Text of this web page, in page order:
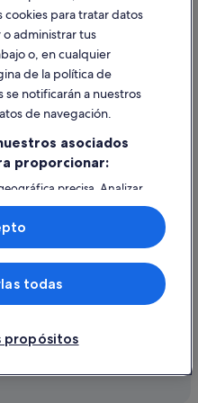
alquiler vacacional
Expedia Group. Todos los
de Expedia son marcas
de Expedia, Inc.
cookies para tratar datos
administrar tus
o, en cualquier
de la política de
se notificarán a nuestros
de navegación.
asociados
proporcionar:
precisa. Analizar
del dispositivo para su
en un dispositivo
contenido personalizados,
investigación de
propósitos
todas